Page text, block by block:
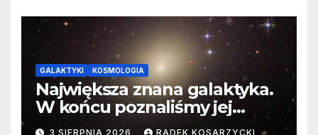
GALAKTYKI KOSMOLOGIA
Największa znana galaktyka.
W końcu poznaliśmy jej
faktyczne wymiary
3 SIERPNIA 2026 RADEK KOSARZYCKI